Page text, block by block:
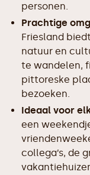
personen.
Prachtige
Friesland
natuur en
te wandelen,
pittoreske
bezoeken.
Ideaal voor
een
collega’s, de